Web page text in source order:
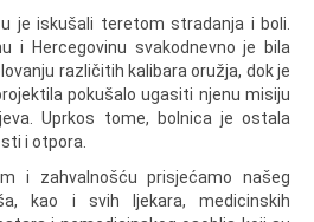
je iskušali teretom stradanja i boli.
i Hercegovinu svakodnevno je bila
različitih kalibara oružja, dok je
pokušalo ugasiti njenu misiju
Uprkos tome, bolnica je ostala
i otpora.
i zahvalnošću prisjećamo našeg
kao i svih ljekara, medicinskih